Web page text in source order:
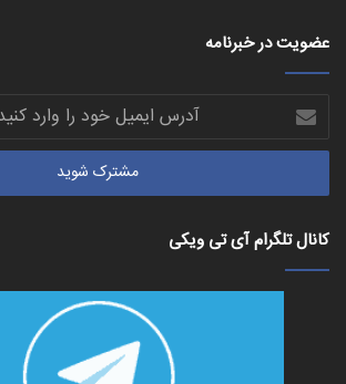
عضویت در خبرنامه
آدرس
ایمیل
خود
وارد
کانال تلگرام آی تی ویکی